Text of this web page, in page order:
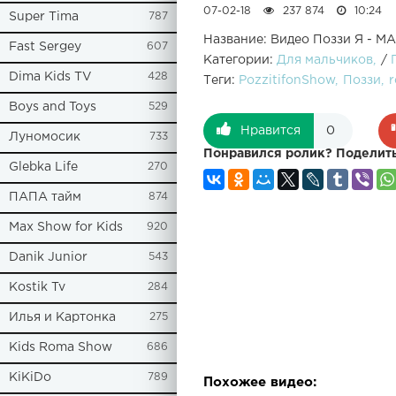
Super Tima 787
Fast Sergey 607
Dima Kids TV 428
Boys and Toys 529
Луномосик 733
Glebka Life 270
ПАПА тайм 874
Max Show for Kids 920
Danik Junior 543
Kostik Tv 284
Илья и Картонка 275
Kids Roma Show 686
KiKiDo 789
07-02-18 237 874 10:24
Название: Видео Поззи Я -
Категории: Для мальчиков /
Теги: PozzitifonShow Поззи
Нравится 0
Понравился ролик?
Похожее видео: